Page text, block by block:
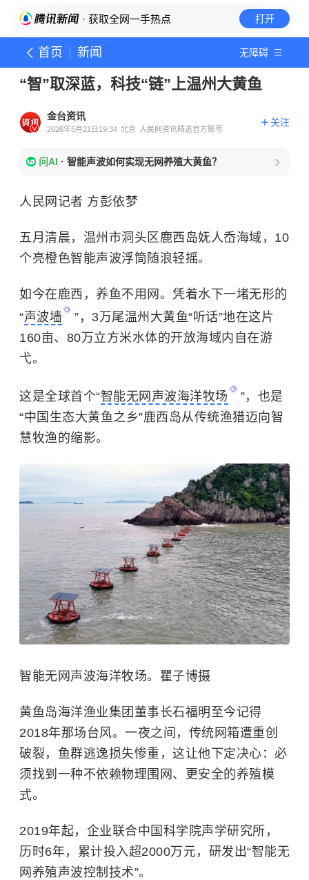
· 获取全网一手热点 打开
首页 新闻 无障碍
“智”取深蓝，科技“链”上温州大黄鱼
金台资讯
2026年5月21日19:34 北京 人民网资讯精选官方账号
关注
问AI · 智能声波如何实现无网养殖大黄鱼？
人民网记者 方彭依梦
五月清晨，温州市洞头区鹿西岛妩人岙海域，10
个亮橙色智能声波浮筒随浪轻摇。
如今在鹿西，养鱼不用网。凭着水下一堵无形的
“声波墙
”，3万尾温州大黄鱼“听话”地在这片
160亩、80万立方米水体的开放海域内自在游
弋。
这是全球首个“智能无网声波海洋牧场
”，也是
“中国生态大黄鱼之乡”鹿西岛从传统渔猎迈向智
慧牧渔的缩影。
智能无网声波海洋牧场。瞿子博摄
黄鱼岛海洋渔业集团董事长石福明至今记得
2018年那场台风。一夜之间，传统网箱遭重创
破裂，鱼群逃逸损失惨重，这让他下定决心：必
须找到一种不依赖物理围网、更安全的养殖模
式。
2019年起，企业联合中国科学院声学研究所，
历时6年，累计投入超2000万元，研发出“智能无
网养殖声波控制技术”。